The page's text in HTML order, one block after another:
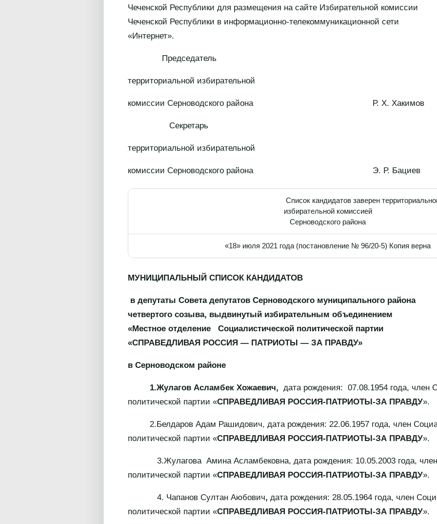
Чеченской Республики для размещения на сайте Избирательной комиссии
Чеченской Республики в информационно-телекоммуникационной сети
«Интернет».
Председатель
территориальной избирательной
комиссии Серноводского района Р. Х. Хакимов
Секретарь
территориальной избирательной
комиссии Серноводского района Э. Р. Бациев
Список кандидатов заверен
избирательной комиссией
Серноводского района
«18» июля 2021 года (постановление № 96/20-5) Копия верна
МУНИЦИПАЛЬНЫЙ СПИСОК КАНДИДАТОВ
в депутаты Совета депутатов Серноводского муниципального района
четвертого созыва, выдвинутый избирательным объединением
«Местное отделение Социалистической политической партии
«СПРАВЕДЛИВАЯ РОССИЯ — ПАТРИОТЫ — ЗА ПРАВДУ»
в Серноводском районе
1.Жулагов Асламбек Хожаевич, дата рождения: 07.08.1954 года, член
политической партии «СПРАВЕДЛИВАЯ РОССИЯ-ПАТРИОТЫ-ЗА ПРАВДУ».
2.Белдаров Адам Рашидович, дата рождения: 22.06.1957 года, член
политической партии «СПРАВЕДЛИВАЯ РОССИЯ-ПАТРИОТЫ-ЗА ПРАВДУ».
3.Жулагова Амина Асламбековна, дата рождения: 10.05.2003 года, член
политической партии «СПРАВЕДЛИВАЯ РОССИЯ-ПАТРИОТЫ-ЗА ПРАВДУ».
4. Чапанов Султан Аюбович, дата рождения: 28.05.1964 года, член
политической партии «СПРАВЕДЛИВАЯ РОССИЯ-ПАТРИОТЫ-ЗА ПРАВДУ».